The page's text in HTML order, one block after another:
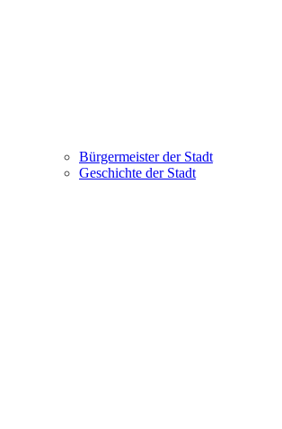
Bürgermeister der Stadt
Geschichte der Stadt